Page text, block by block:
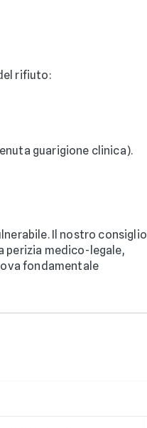
rifiuto:
guarigione clinica).
Il nostro consiglio
perizia medico-legale,
fondamentale